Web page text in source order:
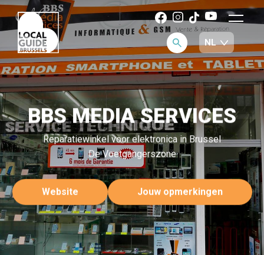
BBS MEDIA SERVICES
Reparatiewinkel voor elektronica in Brussel
De Voetgangerszone
Website Jouw opmerkingen